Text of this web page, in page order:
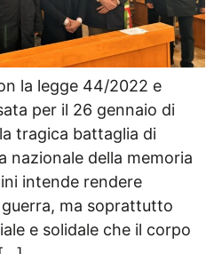
la legge 44/2022 e
per il 26 gennaio di
tragica battaglia di
nazionale della memoria
intende rendere
ma soprattutto
e solidale che il corpo